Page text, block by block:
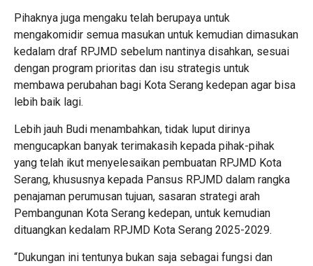
Pihaknya juga mengaku telah berupaya untuk
mengakomidir semua masukan untuk kemudian dimasukan
kedalam draf RPJMD sebelum nantinya disahkan, sesuai
dengan program prioritas dan isu strategis untuk
membawa perubahan bagi Kota Serang kedepan agar bisa
lebih baik lagi.
Lebih jauh Budi menambahkan, tidak luput dirinya
mengucapkan banyak terimakasih kepada pihak-pihak
yang telah ikut menyelesaikan pembuatan RPJMD Kota
Serang, khususnya kepada Pansus RPJMD dalam rangka
penajaman perumusan tujuan, sasaran strategi arah
Pembangunan Kota Serang kedepan, untuk kemudian
dituangkan kedalam RPJMD Kota Serang 2025-2029.
“Dukungan ini tentunya bukan saja sebagai fungsi dan